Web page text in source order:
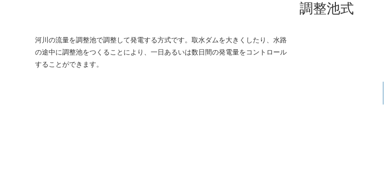
調整池式
河川の流量を調整池で調整して発電する方式です。取水ダムを大きくしたり、水路
の途中に調整池をつくることにより、一日あるいは数日間の発電量をコントロール
することができます。